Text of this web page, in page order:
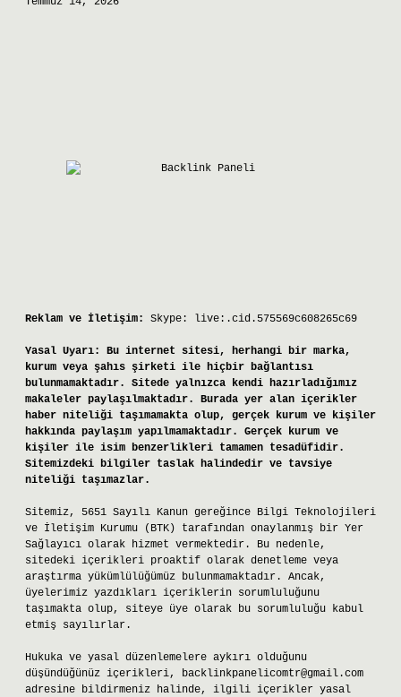
Reklam ve İletişim: Skype: live:.cid.575569c608265c69
Yasal Uyarı:
Bu internet sitesi, herhangi bir marka,
kurum veya şahıs şirketi ile hiçbir bağlantısı
bulunmamaktadır. Sitede yalnızca kendi hazırladığımız
makaleler paylaşılmaktadır. Burada yer alan içerikler
haber niteliği taşımamakta olup, gerçek kurum ve kişiler
hakkında paylaşım yapılmamaktadır. Gerçek kurum ve
kişiler ile isim benzerlikleri tamamen tesadüfidir.
Sitemizdeki bilgiler taslak halindedir ve tavsiye
niteliği taşımazlar.
Sitemiz, 5651 Sayılı Kanun gereğince Bilgi Teknolojileri
ve İletişim Kurumu (BTK) tarafından onaylanmış bir Yer
Sağlayıcı olarak hizmet vermektedir. Bu nedenle,
sitedeki içerikleri proaktif olarak denetleme veya
araştırma yükümlülüğümüz bulunmamaktadır. Ancak,
üyelerimiz yazdıkları içeriklerin sorumluluğunu
taşımakta olup, siteye üye olarak bu sorumluluğu kabul
etmiş sayılırlar.
Hukuka ve yasal düzenlemelere aykırı olduğunu
düşündüğünüz içerikleri, backlinkpanelicomtr@gmail.com
adresine bildirmeniz halinde, ilgili içerikler yasal